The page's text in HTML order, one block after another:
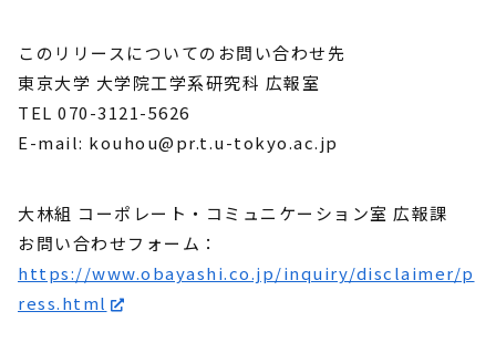
このリリースについてのお問い合わせ先
東京大学 大学院工学系研究科 広報室
TEL 070-3121-5626
E-mail: kouhou@pr.t.u-tokyo.ac.jp
大林組 コーポレート・コミュニケーション室 広報課
お問い合わせフォーム：
https://www.obayashi.co.jp/inquiry/disclaimer/p
ress.html